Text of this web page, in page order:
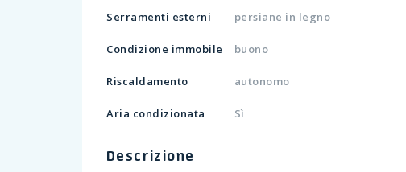
Serramenti esterni persiane in legno
Condizione immobile buono
Riscaldamento autonomo
Aria condizionata Sì
Descrizione